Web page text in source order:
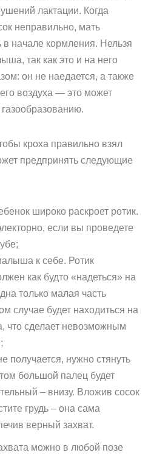
лактации. Когда
неправильно, мать
начале кормления. Нельзя
так как это и на него
он не наедается, а также
воздуха — это может
кроха правильно взял
предпринять следующие
широко раскроет ротик.
если вы проведете
к себе. Ротик
как будто «надеться» на
только малая часть
случае будет находиться на
что сделает невозможным
получается, нужно стянуть
большой палец будет
– внизу. Вложив сосок
грудь – она сама
верный захват.
можно в любой позе